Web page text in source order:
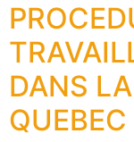
DANS